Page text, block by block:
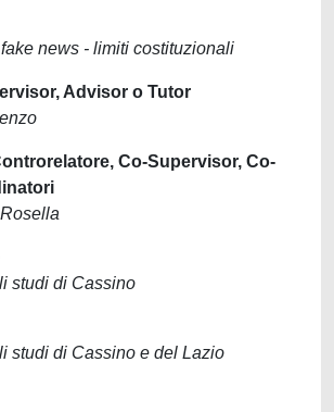
news - limiti costituzionali
Advisor o Tutor
Co-Supervisor, Co-
studi di Cassino
studi di Cassino e del Lazio